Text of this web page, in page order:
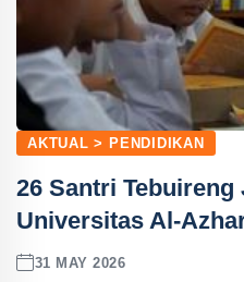
AKTUAL > PENDIDIKAN
26 Santri
Universitas Al-
31 MAY 2026